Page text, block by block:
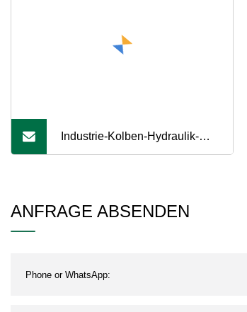
Industrie-Kolben-Hydraulik-
Säure und Chemikalien
ANFRAGE ABSENDEN